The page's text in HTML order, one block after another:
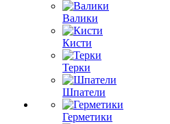
Валики
Кисти
Терки
Шпатели
Герметики